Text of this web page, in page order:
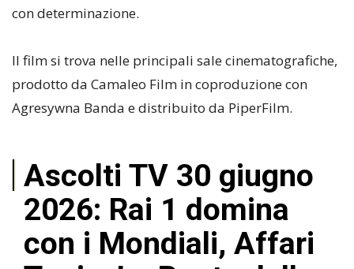
con determinazione.
Il film si trova nelle principali sale cinematografiche,
prodotto da Camaleo Film in coproduzione con
Agresywna Banda e distribuito da PiperFilm.
Ascolti TV 30 giugno
2026: Rai 1 domina
con i Mondiali, Affari